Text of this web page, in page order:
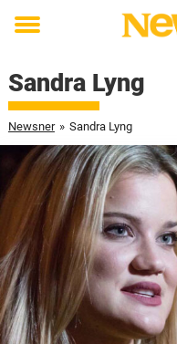
Toggle
Sandra Lyng
Newsner » Sandra Lyng